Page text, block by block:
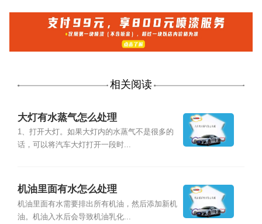
相关阅读
大灯有水蒸气怎么处理
1、打开大灯。如果大灯内的水蒸气不是很多的
话，可以将汽车大灯打开一段时...
机油里面有水怎么处理
机油里面有水需要排出所有机油，然后添加新机
油。机油入水后会导致机油乳化...